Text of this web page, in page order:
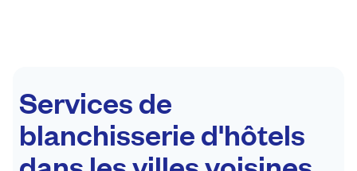
Services de
blanchisserie d'hôtels